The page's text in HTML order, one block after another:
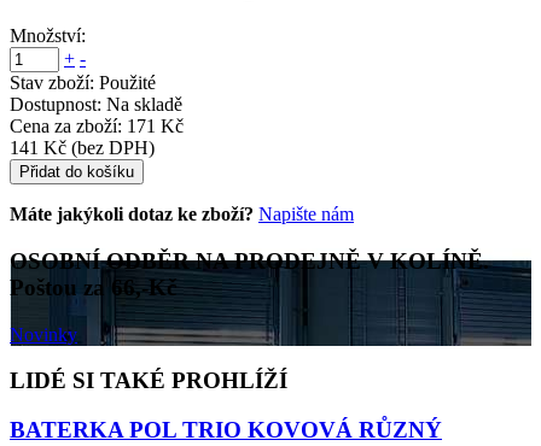
Množství:
+ -
Stav zboží: Použité
Dostupnost: Na skladě
Cena za zboží: 171 Kč
141 Kč (bez DPH)
Přidat do košíku
Máte jakýkoli dotaz ke zboží? Napište nám
OSOBNÍ ODBĚR NA PRODEJNĚ V KOLÍNĚ.
Poštou za 66,-Kč
Novinky
LIDÉ SI TAKÉ PROHLÍŽÍ
BATERKA POL TRIO KOVOVÁ RŮZNÝ